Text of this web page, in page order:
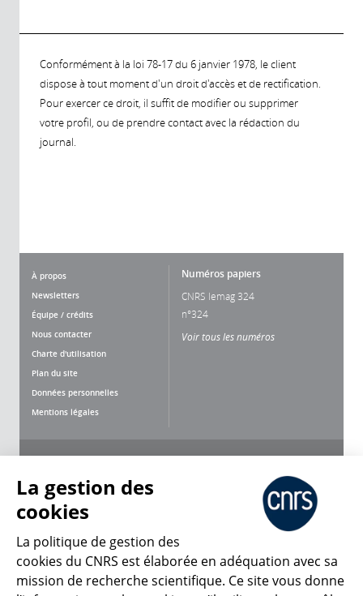
Conformément à la loi 78-17 du 6 janvier 1978, le client
dispose à tout moment d'un droit d'accès et de rectification.
Pour exercer ce droit, il suffit de modifier ou supprimer
votre profil, ou de prendre contact avec la rédaction du
journal.
À propos
Newsletters
Équipe / crédits
Nous contacter
Charte d'utilisation
Plan du site
Données personnelles
Mentions légales
Numéros papiers
CNRS lemag 324
n°324
Voir tous les numéros
CNRS Le Mag
La gestion des
cookies
La politique de gestion des
cookies du CNRS est élaborée en adéquation avec sa
mission de recherche scientifique. Ce site vous donne